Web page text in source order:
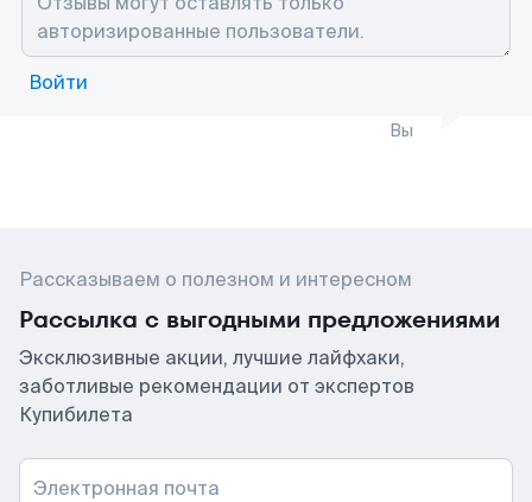
Войти
Вы
Рассказываем о полезном и интересном
Рассылка с выгодными предложениями
Эксклюзивные акции, лучшие лайфхаки,
заботливые рекомендации от экспертов
Купибилета
Электронная почта